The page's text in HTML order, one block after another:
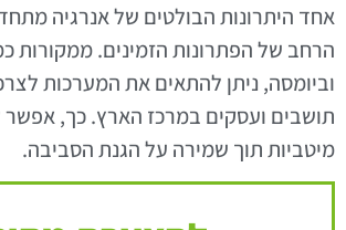
אחד היתרונות הבולטים של אנרגיה
הרחב של הפתרונות הזמינים. ממקורות
וביומסה, ניתן להתאים את המערכות
תושבים ועסקים במרכז הארץ. כך, אפשר
מיטביות תוך שמירה על הגנת הסביבה.